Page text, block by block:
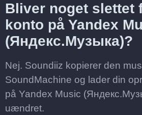
Bliver noget slettet
konto på Yandex
(Яндекс.Музыка)?
Nej. Soundiiz kopierer den
SoundMachine og lader din
på Yandex Music
uændret.